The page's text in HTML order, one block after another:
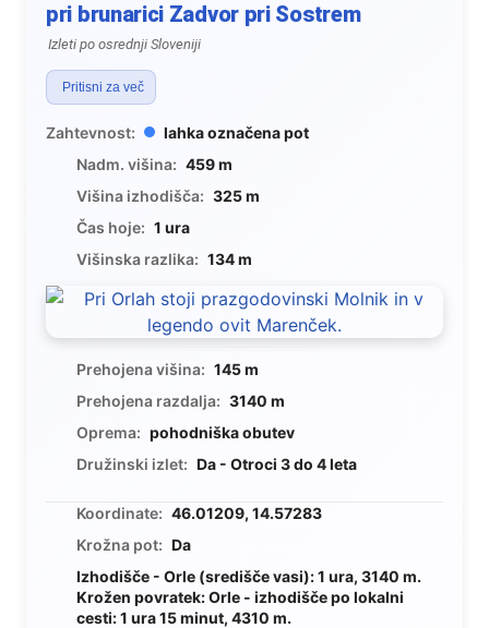
pri brunarici Zadvor pri Sostrem
Izleti po osrednji Sloveniji
Pritisni za več
Zahtevnost:
lahka označena pot
Nadm. višina: 459 m
Višina izhodišča: 325 m
Čas hoje: 1 ura
Višinska razlika: 134 m
Prehojena višina: 145 m
Prehojena razdalja: 3140 m
Oprema: pohodniška obutev
Družinski izlet: Da - Otroci 3 do 4 leta
Koordinate: 46.01209, 14.57283
Krožna pot: Da
Izhodišče - Orle (središče vasi): 1 ura, 3140 m.
Krožen povratek: Orle - izhodišče po lokalni
cesti: 1 ura 15 minut, 4310 m.